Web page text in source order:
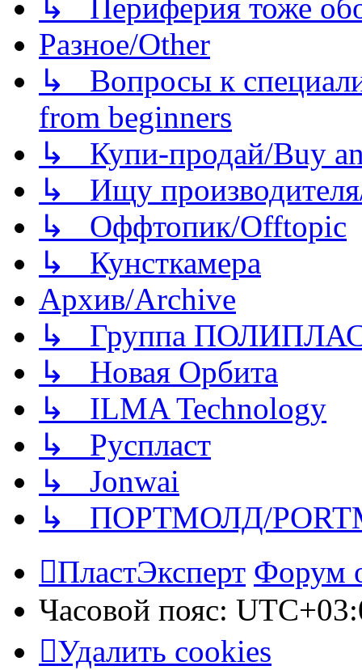
↳ Периферия тоже
Разное/Other
↳ Вопросы к
from beginners
↳ Купи-продай/Buy
↳ Ищу
↳ Оффтопик/Offtopic
↳ Кунсткамера
Архив/Archive
↳ Группа
↳ Новая Орбита
↳ ILMA Technology
↳ Руспласт
↳ Jonwai
↳ ПОРТМОЛД/
ПластЭксперт Форум
Часовой пояс:
Удалить cookies